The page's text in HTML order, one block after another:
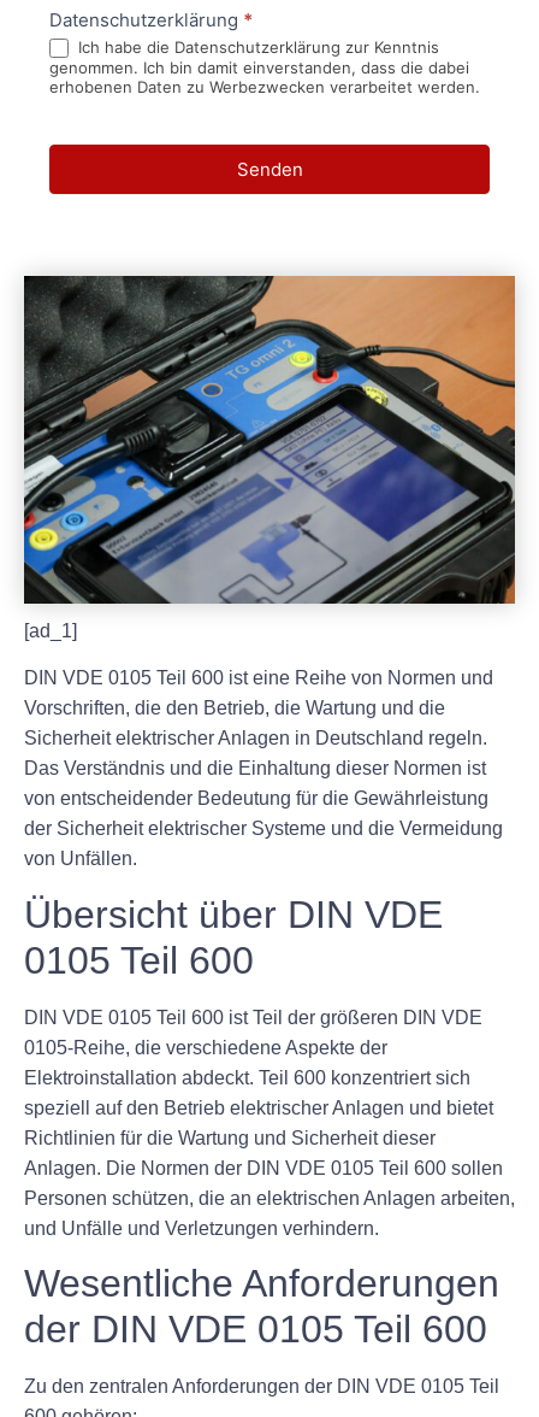
Datenschutzerklärung *
Ich habe die Datenschutzerklärung zur Kenntnis
genommen. Ich bin damit einverstanden, dass die dabei
erhobenen Daten zu Werbezwecken verarbeitet werden.
Senden
[ad_1]
DIN VDE 0105 Teil 600 ist eine Reihe von Normen und
Vorschriften, die den Betrieb, die Wartung und die
Sicherheit elektrischer Anlagen in Deutschland regeln.
Das Verständnis und die Einhaltung dieser Normen ist
von entscheidender Bedeutung für die Gewährleistung
der Sicherheit elektrischer Systeme und die Vermeidung
von Unfällen.
Übersicht über DIN VDE
0105 Teil 600
DIN VDE 0105 Teil 600 ist Teil der größeren DIN VDE
0105-Reihe, die verschiedene Aspekte der
Elektroinstallation abdeckt. Teil 600 konzentriert sich
speziell auf den Betrieb elektrischer Anlagen und bietet
Richtlinien für die Wartung und Sicherheit dieser
Anlagen. Die Normen der DIN VDE 0105 Teil 600 sollen
Personen schützen, die an elektrischen Anlagen arbeiten,
und Unfälle und Verletzungen verhindern.
Wesentliche Anforderungen
der DIN VDE 0105 Teil 600
Zu den zentralen Anforderungen der DIN VDE 0105 Teil